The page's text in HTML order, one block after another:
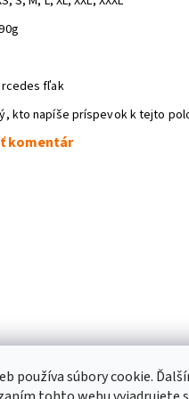
fľak
kto napíše príspevok k tejto
komentár
používa súbory cookie.